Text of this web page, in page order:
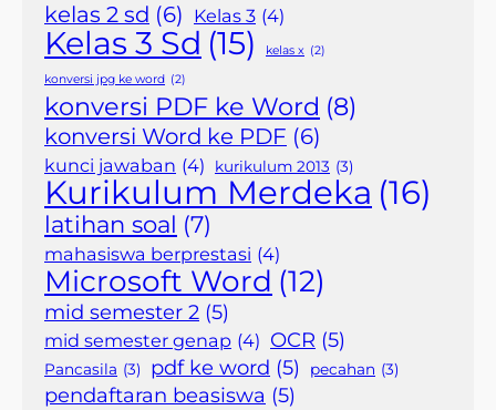
kelas 2 sd (6) Kelas 3 (4)
Kelas 3 Sd (15) kelas x (2)
konversi jpg ke word (2)
konversi PDF ke Word (8)
konversi Word ke PDF (6)
kunci jawaban (4) kurikulum 2013 (3)
Kurikulum Merdeka (16)
latihan soal (7)
mahasiswa berprestasi (4)
Microsoft Word (12)
mid semester 2 (5)
mid semester genap (4) OCR (5)
Pancasila (3) pdf ke word (5) pecahan (3)
pendaftaran beasiswa (5)